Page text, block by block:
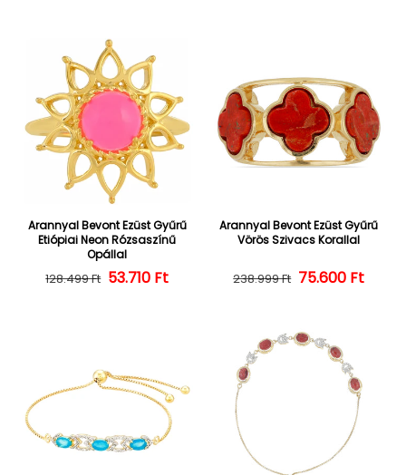
Arannyal Bevont Ezüst Gyűrű
Etiópiai Neon Rózsaszínű
Opállal
Normál ár
128.499 Ft Kedvezményes ár
53.710 Ft
Arannyal Bevont Ezüst Gyűrű
Vörös Szivacs Korallal
Normál ár
238.999 Ft 75.600 Ft